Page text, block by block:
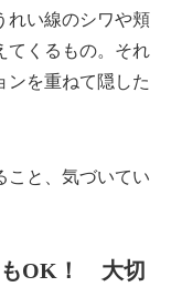
れい線のシワや頬
てくるもの。それ
ンを重ねて隠した
こと、気づいてい
もOK！ 大切